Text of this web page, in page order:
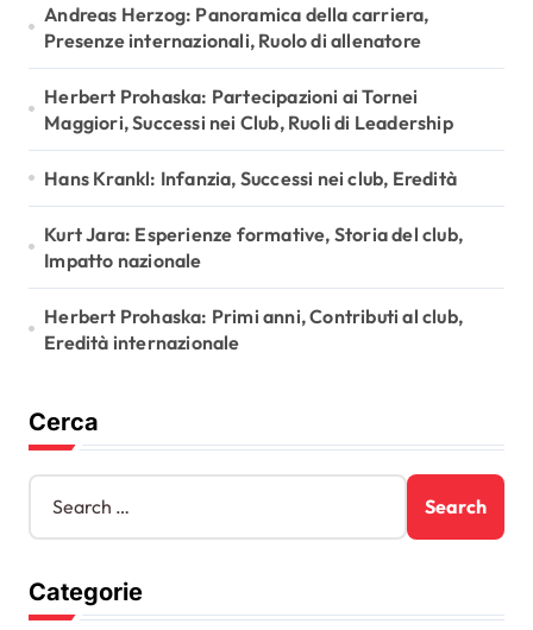
a
t
i
o
n
Andreas Herzog: Panoramica della carriera,
Presenze internazionali, Ruolo di allenatore
Herbert Prohaska: Partecipazioni ai Tornei
Maggiori, Successi nei Club, Ruoli di Leadership
Hans Krankl: Infanzia, Successi nei club, Eredità
Kurt Jara: Esperienze formative, Storia del club,
Impatto nazionale
Herbert Prohaska: Primi anni, Contributi al club,
Eredità internazionale
Cerca
S
a
c
h
Categorie